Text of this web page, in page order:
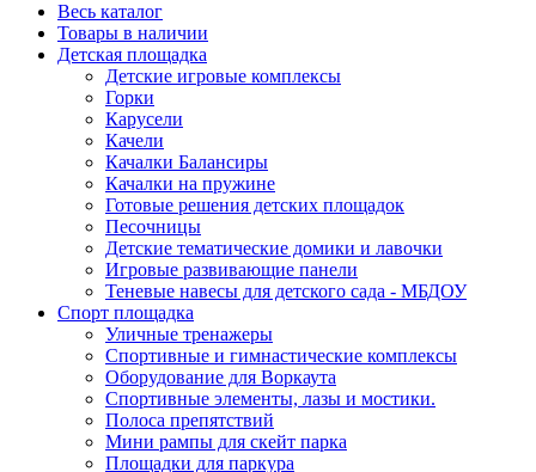
Весь каталог
Товары в наличии
Детская площадка
Детские игровые комплексы
Горки
Карусели
Качели
Качалки Балансиры
Качалки на пружине
Готовые решения детских площадок
Песочницы
Детские тематические домики и лавочки
Игровые развивающие панели
Теневые навесы для детского сада - МБДОУ
Спорт площадка
Уличные тренажеры
Спортивные и гимнастические комплексы
Оборудование для Воркаута
Спортивные элементы, лазы и мостики.
Полоса препятствий
Мини рампы для скейт парка
Площадки для паркура